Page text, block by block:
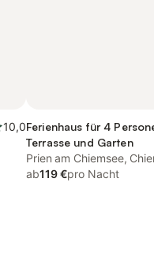
10,0Ferienhaus für 4
Terrasse und Garten
Prien am Chiemsee,
ab119 €pro Nacht